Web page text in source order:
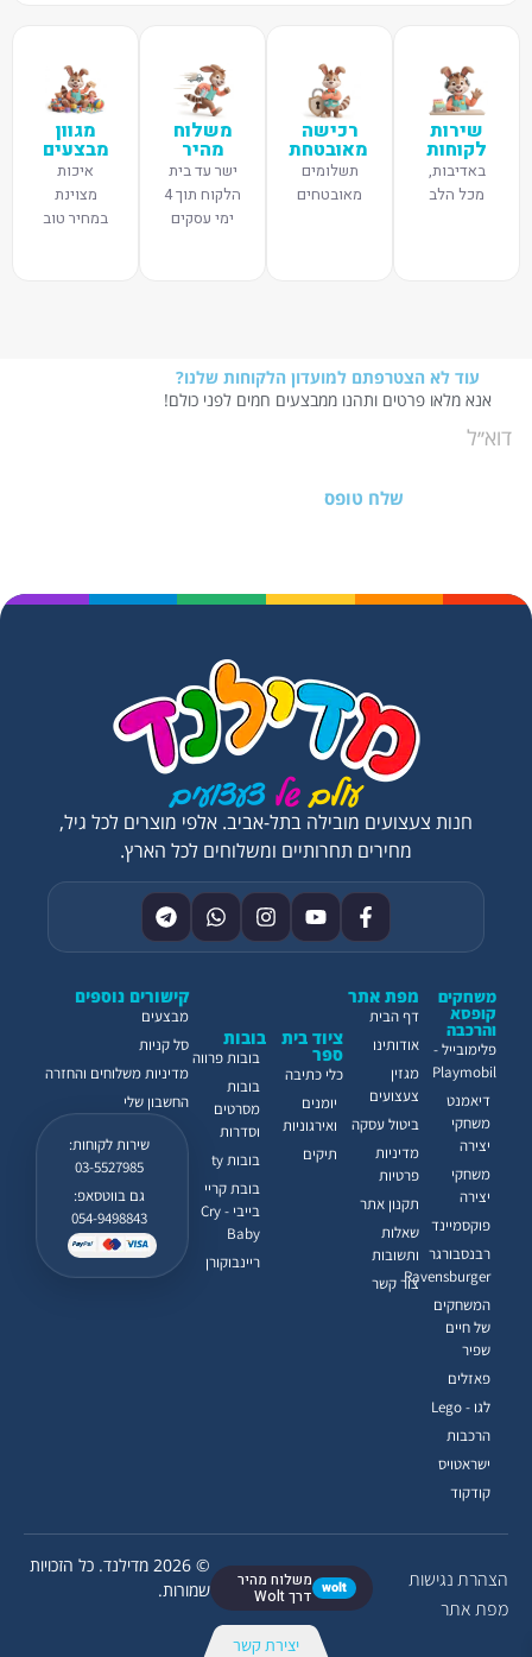
שירות
לקוחות
באדיבות,
מכל הלב
רכישה
מאובטחת
תשלומים
מאובטחים
משלוח
מהיר
ישר עד בית
הלקוח תוך 4
ימי עסקים
מגוון
מבצעים
איכות
מצוינת
במחיר טוב
עוד לא הצטרפתם למועדון הלקוחות שלנו?
אנא מלאו פרטים ותהנו ממבצעים חמים לפני כולם!
שלח טופס
הצהרת נגישות
מפת אתר
wolt משלוח מהיר
דרך Wolt
© 2026 מדילנד. כל הזכויות
שמורות.
קישורים נוספים
מבצעים
סל קניות
מדיניות משלוחים והחזרה
החשבון שלי
שירות לקוחות:
03-5527985
גם בווטסאפ:
054-9498843
ציוד בית
ספר
כלי כתיבה
יומנים
ואירגוניות
תיקים
בובות
בובות פרווה
בובות
מסרטים
וסדרות
בובות ty
בובת קריי
בייבי - Cry
Baby
ריינבוקורן
משחקים
קופסא
והרכבה
פלימובייל -
Playmobil
דיאמנט
משחקי
יצירה
משחקי
יצירה
פוקסמיינד
רבנסבורגר
Ravensburger
המשחקים
של חיים
שפיר
פאזלים
לגו - Lego
הרכבות
ישראטויס
קודקוד
מפת אתר
דף הבית
אודותינו
מגזין
צעצועים
ביטול עסקה
מדיניות
פרטיות
תקנון אתר
שאלות
ותשובות
צור קשר
חנות צעצועים מובילה בתל-אביב. אלפי מוצרים לכל גיל,
מחירים תחרותיים ומשלוחים לכל הארץ.
יצירת קשר